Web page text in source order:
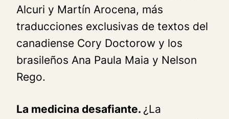
Alcuri y Martín Arocena, más
traducciones exclusivas de textos del
canadiense Cory Doctorow y los
brasileños Ana Paula Maia y Nelson
Rego.
La medicina desafiante. ¿La